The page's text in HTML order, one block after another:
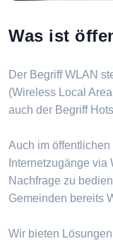
Was ist
Der Begriff WLAN
(Wireless Local
auch der Begriff
Auch im
Internetzugänge
Nachfrage zu
Gemeinden bereits
Wir bieten